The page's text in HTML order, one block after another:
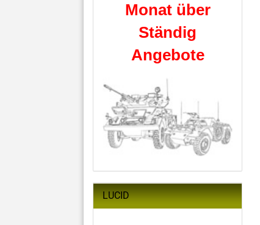
Monat über
Ständig
Angebote
LUCID